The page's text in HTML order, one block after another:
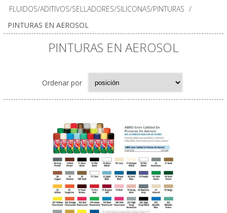
FLUIDOS/ADITIVOS/SELLADORES/SILICONAS/PINTURAS /
PINTURAS EN AEROSOL
PINTURAS EN AEROSOL
Ordenar por